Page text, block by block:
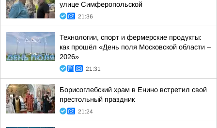
улице Симферопольской
21:36
Технологии, спорт и фермерские продукты:
как прошёл «День поля Московской области –
2026»
21:31
Борисоглебский храм в Енино встретил свой
престольный праздник
21:24